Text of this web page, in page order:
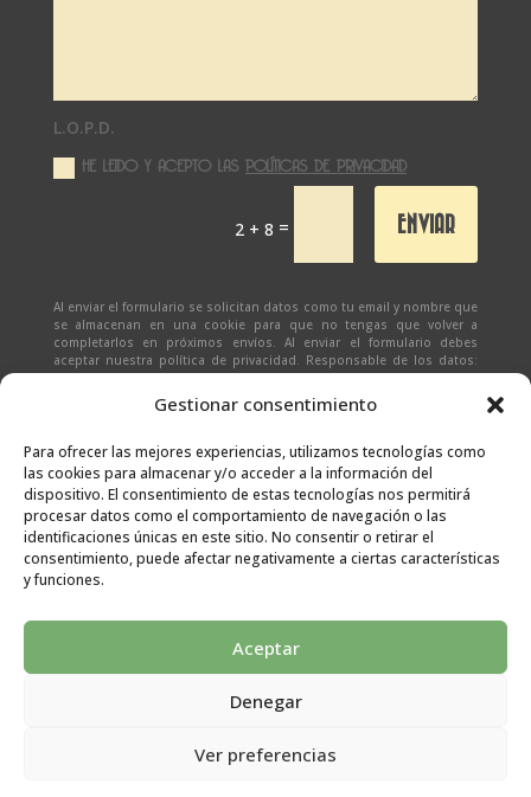
Gestionar consentimiento
Para ofrecer las mejores experiencias, utilizamos tecnologías como
las cookies para almacenar y/o acceder a la información del
dispositivo. El consentimiento de estas tecnologías nos permitirá
procesar datos como el comportamiento de navegación o las
identificaciones únicas en este sitio. No consentir o retirar el
consentimiento, puede afectar negativamente a ciertas características
y funciones.
Aceptar
Denegar
Ver preferencias
L.O.P.D.
HE LEIDO Y ACEPTO LASPOLÍTICAS DE PRIVACIDAD
2 + 8 = ENVIAR
Al enviar el formulario se solicitan datos como tu email y nombre que
se almacenan en una cookie para que no tengas que volver a
completarlos en próximos envíos. Al enviar el formulario debes
aceptar nuestra política de privacidad. Responsable de los datos:
Ivan Zabalza | Finalidad: responder a solicitudes del formulario |
Legitimación: Tu consentimiento expreso | Destinatario:
(datos almacenados sólo en cliente email) | Derechos: Tienes
y olvido de tus datos.
privacidad|Cookies